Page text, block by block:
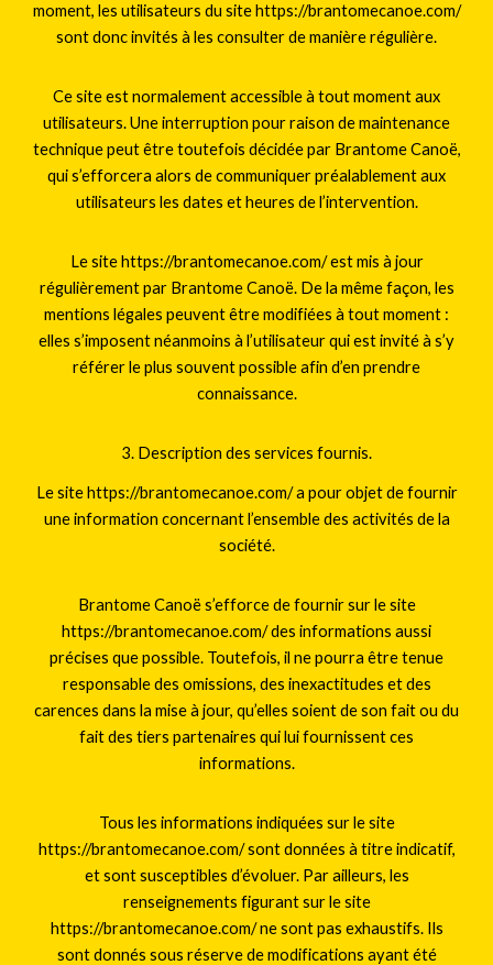
moment, les utilisateurs du site https://brantomecanoe.com/
sont donc invités à les consulter de manière régulière.
Ce site est normalement accessible à tout moment aux
utilisateurs. Une interruption pour raison de maintenance
technique peut être toutefois décidée par Brantome Canoë,
qui s’efforcera alors de communiquer préalablement aux
utilisateurs les dates et heures de l’intervention.
Le site https://brantomecanoe.com/ est mis à jour
régulièrement par Brantome Canoë. De la même façon, les
mentions légales peuvent être modifiées à tout moment :
elles s’imposent néanmoins à l’utilisateur qui est invité à s’y
référer le plus souvent possible afin d’en prendre
connaissance.
3. Description des services fournis.
Le site https://brantomecanoe.com/ a pour objet de fournir
une information concernant l’ensemble des activités de la
société.
Brantome Canoë s’efforce de fournir sur le site
https://brantomecanoe.com/ des informations aussi
précises que possible. Toutefois, il ne pourra être tenue
responsable des omissions, des inexactitudes et des
carences dans la mise à jour, qu’elles soient de son fait ou du
fait des tiers partenaires qui lui fournissent ces
informations.
Tous les informations indiquées sur le site
https://brantomecanoe.com/ sont données à titre indicatif,
et sont susceptibles d’évoluer. Par ailleurs, les
renseignements figurant sur le site
https://brantomecanoe.com/ ne sont pas exhaustifs. Ils
sont donnés sous réserve de modifications ayant été